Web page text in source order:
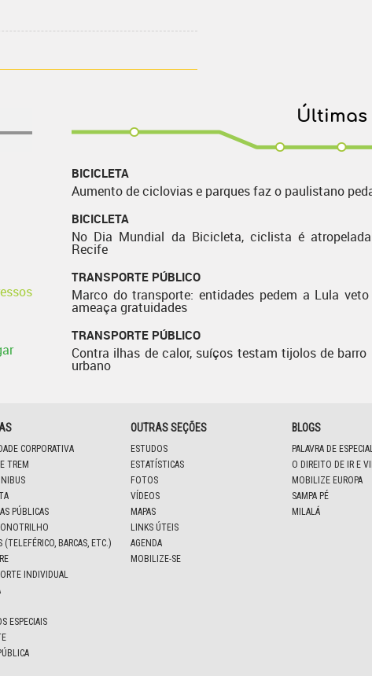
BICICLETA
Aumento de ciclovias e parques faz o paulistano
BICICLETA
No Dia Mundial da Bicicleta, ciclista é
Recife
TRANSPORTE PÚBLICO
Marco do transporte: entidades pedem a Lula
ameaça gratuidades
TRANSPORTE PÚBLICO
Contra ilhas de calor, suíços testam tijolos de
urbano
CORPORATIVA
TREM
PÚBLICAS
(TELEFÉRICO, BARCAS, ETC.)
INDIVIDUAL
ESPECIAIS
OUTRAS SEÇÕES
ESTUDOS
ESTATÍSTICAS
FOTOS
VÍDEOS
MAPAS
LINKS ÚTEIS
AGENDA
MOBILIZE-SE
BLOGS
PALAVRA DE
O DIREITO DE IR E
MOBILIZE EUROPA
SAMPA PÉ
MILALÁ